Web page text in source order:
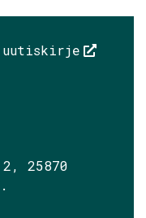
uutiskirje
25870